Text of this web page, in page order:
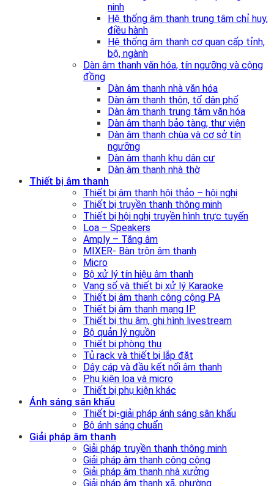
ninh
Hệ thống âm thanh trung tâm chỉ huy,
điều hành
Hệ thống âm thanh cơ quan cấp tỉnh,
bộ, ngành
Dàn âm thanh văn hóa, tín ngưỡng và cộng
đồng
Dàn âm thanh nhà văn hóa
Dàn âm thanh thôn, tổ dân phố
Dàn âm thanh trung tâm văn hóa
Dàn âm thanh bảo tàng, thư viện
Dàn âm thanh chùa và cơ sở tín
ngưỡng
Dàn âm thanh khu dân cư
Dàn âm thanh nhà thờ
Thiết bị âm thanh
Thiết bị âm thanh hội thảo – hội nghị
Thiết bị truyền thanh thông minh
Thiết bị hội nghị truyền hình trực tuyến
Loa – Speakers
Amply – Tăng âm
MIXER- Bàn trộn âm thanh
Micro
Bộ xử lý tín hiệu âm thanh
Vang số và thiết bị xử lý Karaoke
Thiết bị âm thanh công cộng PA
Thiết bị âm thanh mạng IP
Thiết bị thu âm, ghi hình livestream
Bộ quản lý nguồn
Thiết bị phòng thu
Tủ rack và thiết bị lắp đặt
Dây cáp và đầu kết nối âm thanh
Phụ kiện loa và micro
Thiết bị phụ kiện khác
Ánh sáng sân khấu
Thiết bị-giải pháp ánh sáng sân khấu
Bộ ánh sáng chuẩn
Giải pháp âm thanh
Giải pháp truyền thanh thông minh
Giải pháp âm thanh công cộng
Giải pháp âm thanh nhà xưởng
Giải pháp âm thanh xã, phường